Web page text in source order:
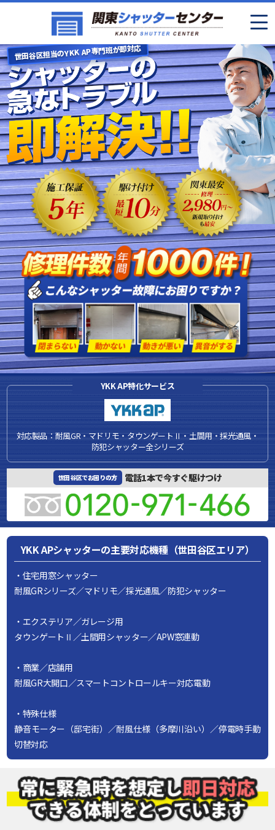
世田谷区担当のYKK AP専門班が即対応
YKK AP特化サービス
対応製品：耐風GR・マドリモ・タウンゲートⅡ・土間用・採光通風・
防犯シャッター全シリーズ
世田谷区でお困りの方 電話1本で今すぐ駆けつけ
YKK APシャッターの主要対応機種（世田谷区エリア）
・住宅用窓シャッター
耐風GRシリーズ／マドリモ／採光通風／防犯シャッター
・エクステリア／ガレージ用
タウンゲートⅡ／土間用シャッター／APW窓連動
・商業／店舗用
耐風GR大開口／スマートコントロールキー対応電動
・特殊仕様
静音モーター（邸宅街）／耐風仕様（多摩川沿い）／停電時手動
切替対応